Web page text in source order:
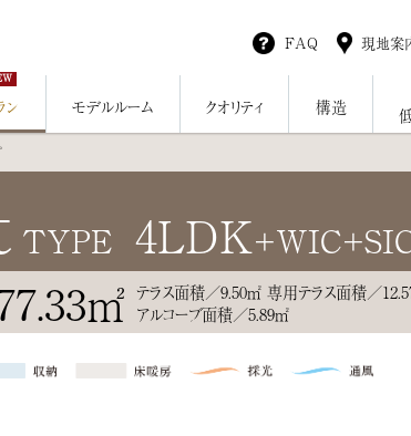
FAQ 現地案
ン モデルルーム クオリティ 構造
TYPE 4LDK
㎡ テラス面積／9.50㎡ 専用テラス面積／
アルコーブ面積／5.89㎡